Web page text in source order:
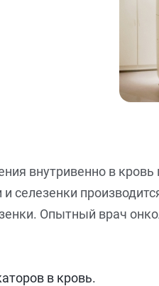
внутривенно в
Опытный врач
в кровь.